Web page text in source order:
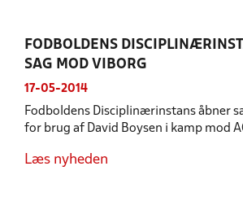
FODBOLDENS
SAG MOD VIBORG
17-05-2014
Fodboldens Disciplinærinstans åbner
for brug af David Boysen i kamp mod
Læs nyheden